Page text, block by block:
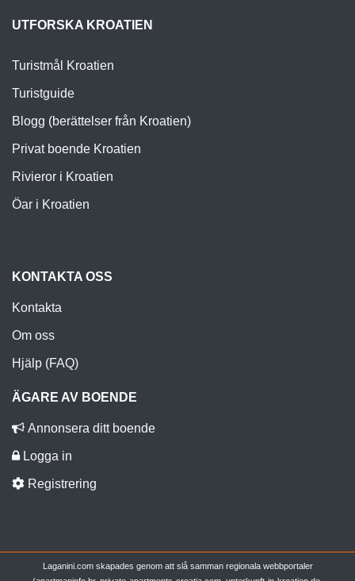
UTFORSKA KROATIEN
Turistmål Kroatien
Turistguide
Blogg (berättelser från Kroatien)
Privat boende Kroatien
Rivieror i Kroatien
Öar i Kroatien
KONTAKTA OSS
Kontakta
Om oss
Hjälp (FAQ)
ÄGARE AV BOENDE
Annonsera ditt boende
Logga in
Registrering
Laganini.com skapades genom att slå samman regionala webbportaler